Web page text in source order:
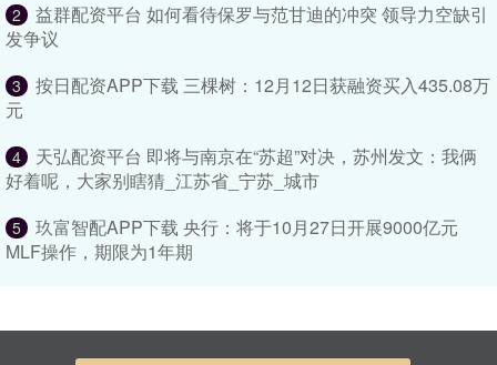
2
益群配资平台 如何看待保罗与范甘迪的冲突 领导力空缺引
发争议
3
按日配资APP下载 三棵树：12月12日获融资买入435.08万
元
4
天弘配资平台 即将与南京在“苏超”对决，苏州发文：我俩
好着呢，大家别瞎猜_江苏省_宁苏_城市
5
玖富智配APP下载 央行：将于10月27日开展9000亿元
MLF操作，期限为1年期